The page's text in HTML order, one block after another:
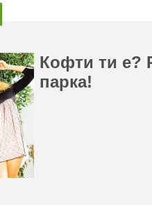
Кофти ти е?
парка!